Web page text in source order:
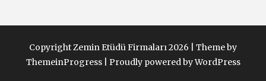
Copyright Zemin Etüdü Firmaları 2026 | Theme by
ThemeinProgress| Proudly powered by WordPress